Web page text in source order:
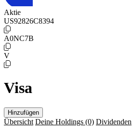
Aktie
US92826C8394
A0NC7B
V
Visa
Hinzufügen
Übersicht Deine Holdings (0) Dividenden